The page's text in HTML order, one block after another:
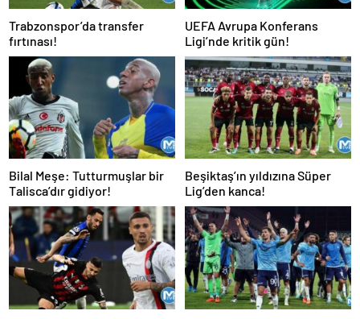
Trabzonspor’da transfer
fırtınası!
UEFA Avrupa Konferans
Ligi’nde kritik gün!
Bilal Meşe: Tutturmuşlar bir
Talisca’dır gidiyor!
Beşiktaş’ın yıldızına Süper
Lig’den kanca!